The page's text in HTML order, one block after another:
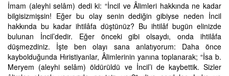
İmam (aleyhi selâm) dedi ki: “İncil ve Âlimleri hakkında ne kadar
bilgisizmişsin! Eğer bu olay senin dediğin gibiyse neden İncil
hakkında bu kadar ihtilâfa düştünüz? Bu ihtilâf bugün elinizde
bulunan İncil’dedir. Eğer önceki gibi olsaydı, onda ihtilâfa
düşmezdiniz. İşte ben olayı sana anlatıyorum: Daha önce
kaybolduğunda Hıristiyanlar, Âlimlerinin yanına toplanarak; “İsa b.
Meryem (aleyhi selâm) öldürüldü ve İncil’i de kaybettik. Sizler